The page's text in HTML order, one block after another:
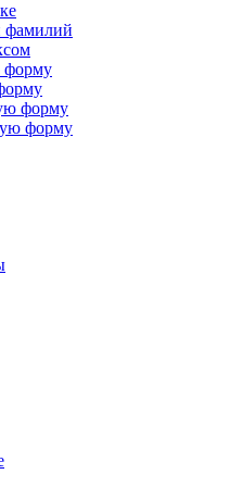
фамилий
форму
форму
форму